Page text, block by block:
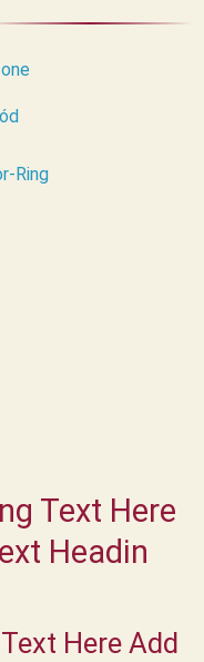
Ring
Text Here
Headin
Here Add